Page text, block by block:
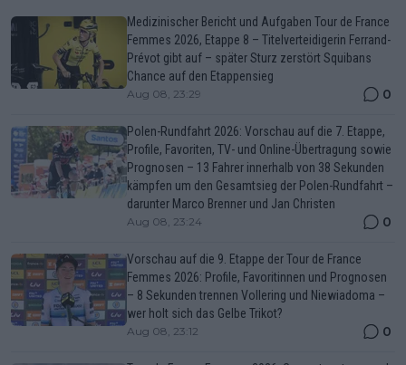
Medizinischer Bericht und Aufgaben Tour de France
Femmes 2026, Etappe 8 – Titelverteidigerin Ferrand-
Prévot gibt auf – später Sturz zerstört Squibans
Chance auf den Etappensieg
Aug 08, 23:29 0
Polen-Rundfahrt 2026: Vorschau auf die 7. Etappe,
Profile, Favoriten, TV- und Online-Übertragung sowie
Prognosen – 13 Fahrer innerhalb von 38 Sekunden
kämpfen um den Gesamtsieg der Polen-Rundfahrt –
darunter Marco Brenner und Jan Christen
Aug 08, 23:24 0
Vorschau auf die 9. Etappe der Tour de France
Femmes 2026: Profile, Favoritinnen und Prognosen
– 8 Sekunden trennen Vollering und Niewiadoma –
wer holt sich das Gelbe Trikot?
Aug 08, 23:12 0